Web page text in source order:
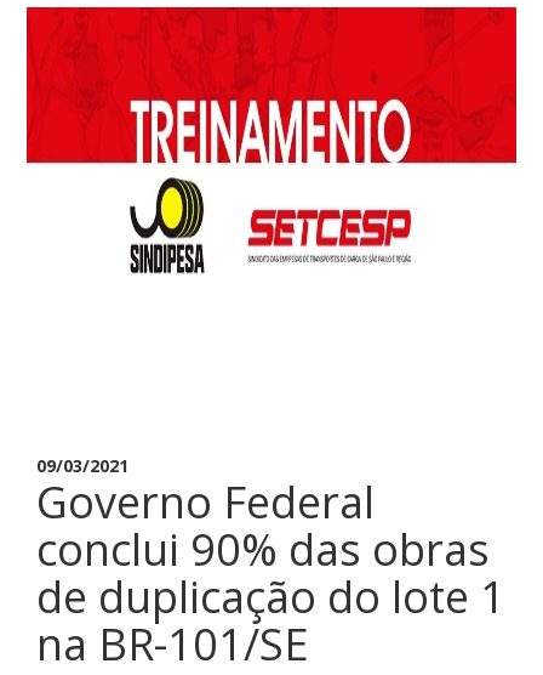
09/03/2021
Governo Federal
conclui 90% das obras
de duplicação do lote 1
na BR-101/SE